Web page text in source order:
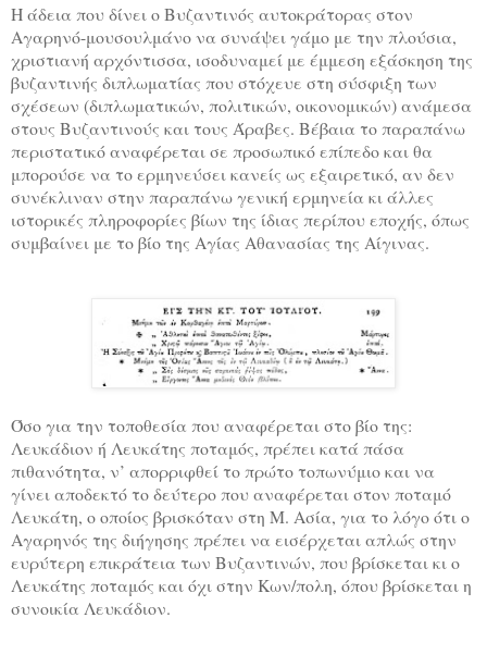
Η άδεια που δίνει ο Βυζαντινός αυτοκράτορας στον
Αγαρηνό-μουσουλμάνο να συνάψει γάμο με την πλούσια,
χριστιανή αρχόντισσα, ισοδυναμεί με έμμεση εξάσκηση της
βυζαντινής διπλωματίας που στόχευε στη σύσφιξη των
σχέσεων (διπλωματικών, πολιτικών, οικονομικών) ανάμεσα
στους Βυζαντινούς και τους Άραβες. Βέβαια το παραπάνω
περιστατικό αναφέρεται σε προσωπικό επίπεδο και θα
μπορούσε να το ερμηνεύσει κανείς ως εξαιρετικό, αν δεν
συνέκλιναν στην παραπάνω γενική ερμηνεία κι άλλες
ιστορικές πληροφορίες βίων της ίδιας περίπου εποχής, όπως
συμβαίνει με το βίο της Αγίας Αθανασίας της Αίγινας.
Όσο για την τοποθεσία που αναφέρεται στο βίο της:
Λευκάδιον ή Λευκάτης ποταμός, πρέπει κατά πάσα
πιθανότητα, ν’ απορριφθεί το πρώτο τοπωνύμιο και να
γίνει αποδεκτό το δεύτερο που αναφέρεται στον ποταμό
Λευκάτη, ο οποίος βρισκόταν στη Μ. Ασία, για το λόγο ότι ο
Αγαρηνός της διήγησης πρέπει να εισέρχεται απλώς στην
ευρύτερη επικράτεια των Βυζαντινών, που βρίσκεται κι ο
Λευκάτης ποταμός και όχι στην Κων/πολη, όπου βρίσκεται η
συνοικία Λευκάδιον.